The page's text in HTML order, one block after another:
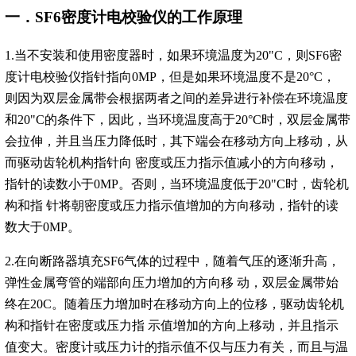
一．SF6密度计电校验仪的工作原理
1.当不安装和使用密度器时，如果环境温度为20"C，则SF6密
度计电校验仪指针指向0MP，但是如果环境温度不是20°C，
则因为双层金属带会根据两者之间的差异进行补偿在环境温度
和20"C的条件下，因此，当环境温度高于20°C时，双层金属带
会拉伸，并且当压力降低时，其下端会在移动方向上移动，从
而驱动齿轮机构指针向 密度或压力指示值减小的方向移动，
指针的读数小于0MP。否则，当环境温度低于20"C时，齿轮机
构和指 针将朝密度或压力指示值增加的方向移动，指针的读
数大于0MP。
2.在向断路器填充SF6气体的过程中，随着气压的逐渐升高，
弹性金属弯管的端部向压力增加的方向移 动，双层金属带始
终在20C。随着压力增加时在移动方向上的位移，驱动齿轮机
构和指针在密度或压力指 示值增加的方向上移动，并且指示
值变大。密度计或压力计的指示值不仅与压力有关，而且与温